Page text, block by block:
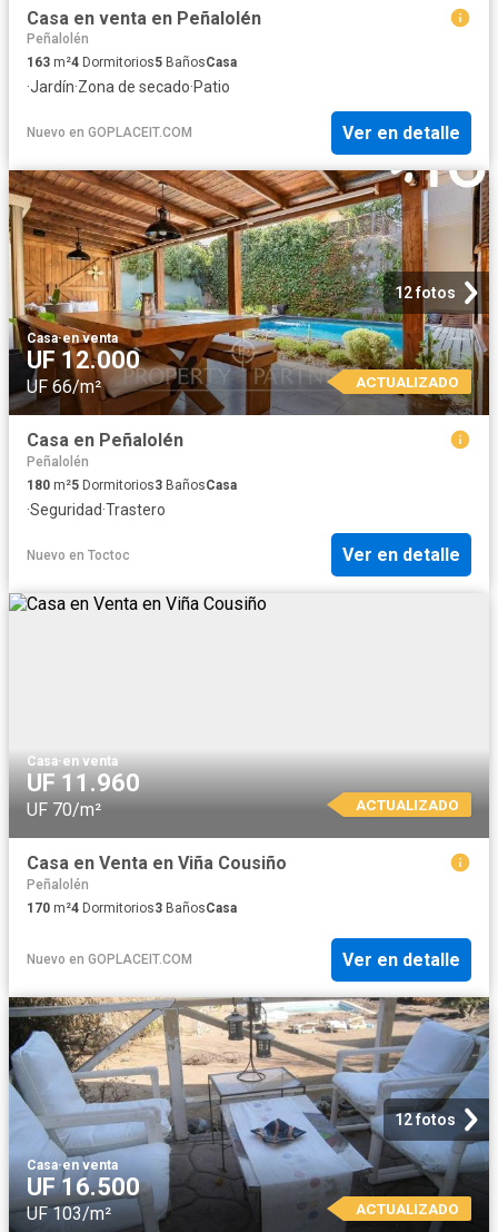
Casa en venta en Peñalolén
Peñalolén
163 m²4 Dormitorios5 BañosCasa
·Jardín·Zona de secado·Patio
Nuevo en GOPLACEIT.COM Ver en detalle
12 fotos
Casa·en venta
UF 12.000
UF 66/m² ACTUALIZADO
Casa en Peñalolén
Peñalolén
180 m²5 Dormitorios3 BañosCasa
·Seguridad·Trastero
Nuevo en Toctoc Ver en detalle
Casa·en venta
UF 11.960
UF 70/m² ACTUALIZADO
Casa en Venta en Viña Cousiño
Peñalolén
170 m²4 Dormitorios3 BañosCasa
Nuevo en GOPLACEIT.COM Ver en detalle
12 fotos
Casa·en venta
UF 16.500
UF 103/m² ACTUALIZADO